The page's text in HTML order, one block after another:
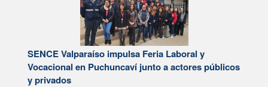
SENCE Valparaíso impulsa Feria Laboral y
Vocacional en Puchuncaví junto a actores públicos
y privados